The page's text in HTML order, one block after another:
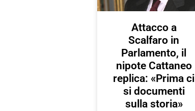
Attacco a
Scalfaro in
Parlamento, il
nipote Cattaneo
replica: «Prima ci
si documenti
sulla storia»